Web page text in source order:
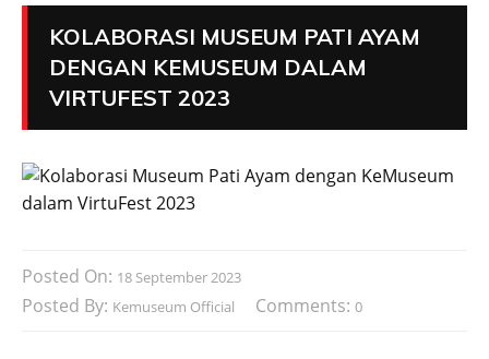
KOLABORASI MUSEUM PATI AYAM
DENGAN KEMUSEUM DALAM
VIRTUFEST 2023
Posted On: 18 September 2023
Posted By: Kemuseum Official Comments: 0